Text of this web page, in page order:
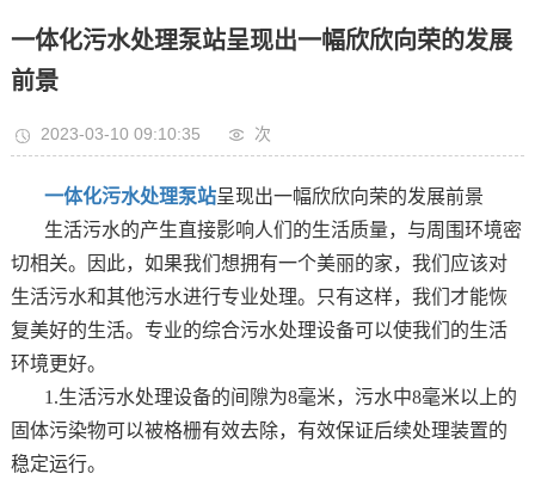
一体化污水处理泵站呈现出一幅欣欣向荣的发展
前景
2023-03-10 09:10:35 次
一体化污水处理泵站呈现出一幅欣欣向荣的发展前景
生活污水的产生直接影响人们的生活质量，与周围环境密
切相关。因此，如果我们想拥有一个美丽的家，我们应该对
生活污水和其他污水进行专业处理。只有这样，我们才能恢
复美好的生活。专业的综合污水处理设备可以使我们的生活
环境更好。
1.生活污水处理设备的间隙为8毫米，污水中8毫米以上的
固体污染物可以被格栅有效去除，有效保证后续处理装置的
稳定运行。